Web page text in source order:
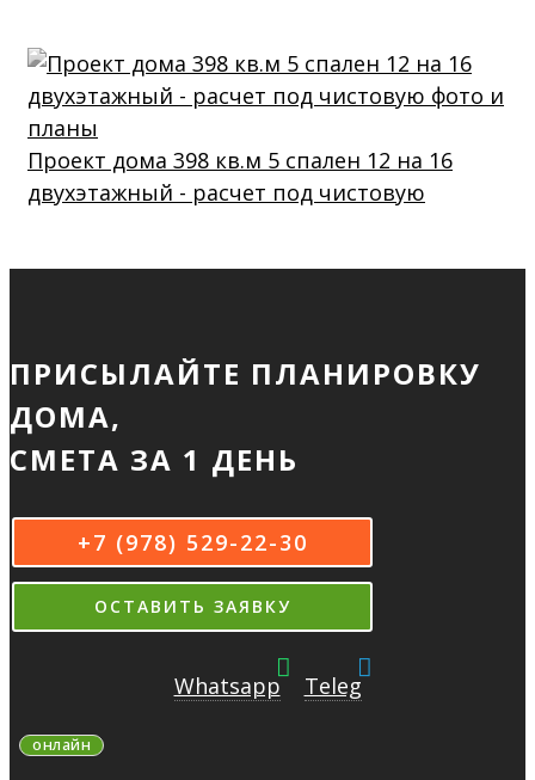
Проект дома 398 кв.м 5 спален 12 на 16
двухэтажный - расчет под чистовую
ПРИСЫЛАЙТЕ ПЛАНИРОВКУ
ДОМА,
СМЕТА ЗА 1 ДЕНЬ
+7 (978) 529-22-30
ОСТАВИТЬ ЗАЯВКУ
Whatsapp Teleg
онлайн